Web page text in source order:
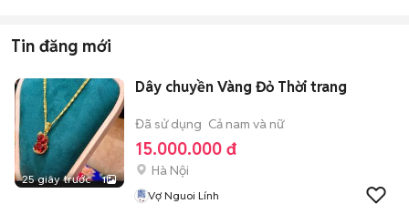
Tin đăng mới
25 giây trước 1
Dây chuyền Vàng Đỏ Thời trang
Đã sử dụng Cả nam và nữ
15.000.000 đ
Hà Nội
Vợ Nguoi Lính